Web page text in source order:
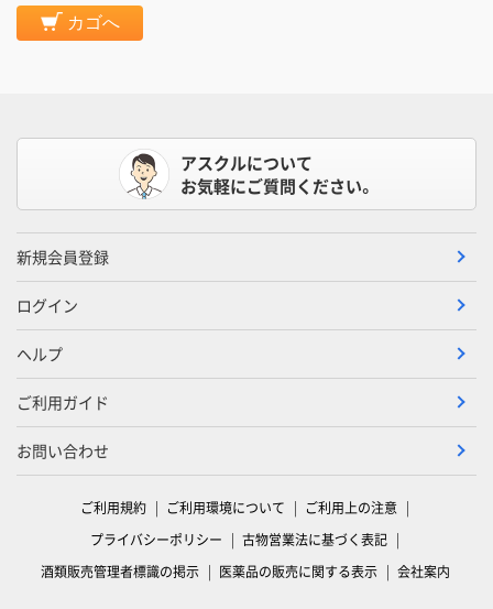
カゴへ
アスクルについて
お気軽にご質問ください。
新規会員登録
ログイン
ヘルプ
ご利用ガイド
お問い合わせ
ご利用規約 ご利用環境について
ご利用上の注意
プライバシーポリシー
古物営業法に基づく表記
酒類販売管理者標識の掲示
医薬品の販売に関する表示 会社案内